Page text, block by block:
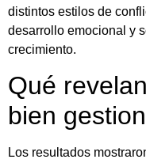
distintos estilos de
desarrollo emocional y
crecimiento.
Qué
bien
Los resultados